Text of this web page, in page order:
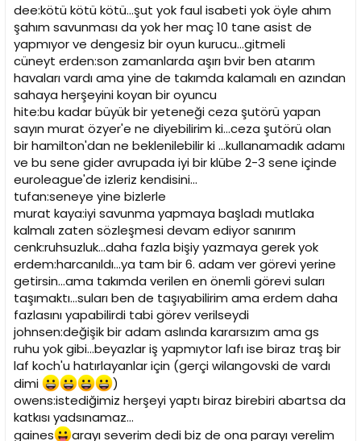
dee:kötü kötü kötü...şut yok faul isabeti yok öyle ahım
şahım savunması da yok her maç 10 tane asist de
yapmıyor ve dengesiz bir oyun kurucu...gitmeli
cüneyt erden:son zamanlarda aşırı bvir ben atarım
havaları vardı ama yine de takımda kalamalı en azından
sahaya herşeyini koyan bir oyuncu
hite:bu kadar büyük bir yeteneği ceza şutörü yapan
sayın murat özyer'e ne diyebilirim ki...ceza şutörü olan
bir hamilton'dan ne beklenilebilir ki ...kullanamadık adamı
ve bu sene gider avrupada iyi bir klübe 2-3 sene içinde
euroleague'de izleriz kendisini...
tufan:seneye yine bizlerle
murat kaya:iyi savunma yapmaya başladı mutlaka
kalmalı zaten sözleşmesi devam ediyor sanırım
cenk:ruhsuzluk...daha fazla bişiy yazmaya gerek yok
erdem:harcanıldı...ya tam bir 6. adam ver görevi yerine
getirsin...ama takımda verilen en önemli görevi suları
taşımaktı...suları ben de taşıyabilirim ama erdem daha
fazlasını yapabilirdi tabi görev verilseydi
johnsen:değişik bir adam aslında kararsızım ama gs
ruhu yok gibi...beyazlar iş yapmıytor lafı ise biraz traş bir
laf koch'u hatırlayanlar için (gerçi wilangovski de vardı
dimi
)
owens:istediğimiz herşeyi yaptı biraz birebiri abartsa da
katkısı yadsınamaz...
gaines
arayı severim dedi biz de ona parayı verelim